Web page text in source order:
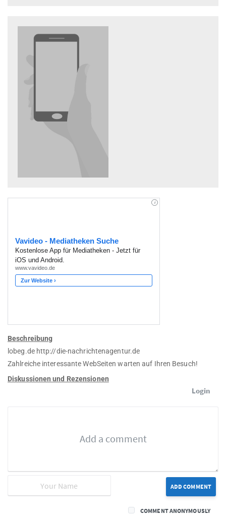
Beschreibung
lobeg.de http://die-nachrichtenagentur.de
Zahlreiche interessante WebSeiten warten auf Ihren Besuch!
Diskussionen und Rezensionen
Login
ADD COMMENT
COMMENT ANONYMOUSLY